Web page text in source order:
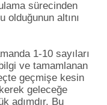
sürecinden
olduğunun altını
1-10 sayıları
ve tamamlanan
geçmişe kesin
geleceğe
adımdır. Bu